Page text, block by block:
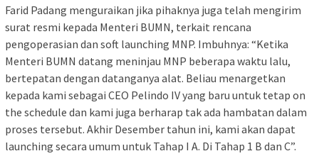
Farid Padang menguraikan jika pihaknya juga telah mengirim
surat resmi kepada Menteri BUMN, terkait rencana
pengoperasian dan soft launching MNP. Imbuhnya: “Ketika
Menteri BUMN datang meninjau MNP beberapa waktu lalu,
bertepatan dengan datanganya alat. Beliau menargetkan
kepada kami sebagai CEO Pelindo IV yang baru untuk tetap on
the schedule dan kami juga berharap tak ada hambatan dalam
proses tersebut. Akhir Desember tahun ini, kami akan dapat
launching secara umum untuk Tahap I A. Di Tahap 1 B dan C”.